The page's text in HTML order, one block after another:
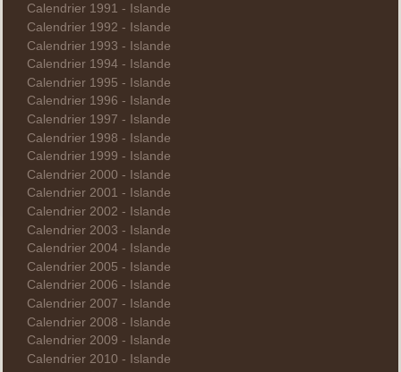
Calendrier 1991 - Islande
Calendrier 1992 - Islande
Calendrier 1993 - Islande
Calendrier 1994 - Islande
Calendrier 1995 - Islande
Calendrier 1996 - Islande
Calendrier 1997 - Islande
Calendrier 1998 - Islande
Calendrier 1999 - Islande
Calendrier 2000 - Islande
Calendrier 2001 - Islande
Calendrier 2002 - Islande
Calendrier 2003 - Islande
Calendrier 2004 - Islande
Calendrier 2005 - Islande
Calendrier 2006 - Islande
Calendrier 2007 - Islande
Calendrier 2008 - Islande
Calendrier 2009 - Islande
Calendrier 2010 - Islande